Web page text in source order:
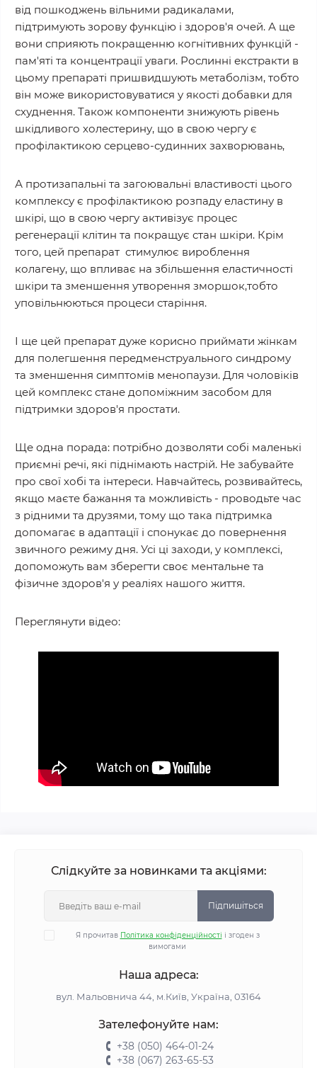
від пошкоджень вільними радикалами,
підтримують зорову функцію і здоров'я очей. А ще
вони сприяють покращенню когнітивних функцій -
пам'яті та концентрації уваги. Рослинні екстракти в
цьому препараті пришвидшують метаболізм, тобто
він може використовуватися у якості добавки для
схуднення. Також компоненти знижують рівень
шкідливого холестерину, що в свою чергу є
профілактикою серцево-судинних захворювань,
А протизапальні та загоювальні властивості цього
комплексу є профілактикою розпаду еластину в
шкірі, що в свою чергу активізує процес
регенерації клітин та покращує стан шкіри. Крім
того, цей препарат стимулює вироблення
колагену, що впливає на збільшення еластичності
шкіри та зменшення утворення зморшок,тобто
уповільнюються процеси старіння.
І ще цей препарат дуже корисно приймати жінкам
для полегшення передменструального синдрому
та зменшення симптомів менопаузи. Для чоловіків
цей комплекс стане допоміжним засобом для
підтримки здоров'я простати.
Ще одна порада: потрібно дозволяти собі маленькі
приємні речі, які піднімають настрій. Не забувайте
про свої хобі та інтереси. Навчайтесь, розвивайтесь,
якщо маєте бажання та можливість - проводьте час
з рідними та друзями, тому що така підтримка
допомагає в адаптації і спонукає до повернення
звичного режиму дня. Усі ці заходи, у комплексі,
допоможуть вам зберегти своє ментальне та
фізичне здоров'я у реаліях нашого життя.
Переглянути відео:
Слідкуйте за новинками та акціями:
Підпишіться
Я прочитав Політика конфіденційності і згоден з
вимогами
Наша адреса:
вул. Мальовнича 44, м.Київ, Україна, 03164
Зателефонуйте нам:
+38 (050) 464-01-24
+38 (067) 263-65-53